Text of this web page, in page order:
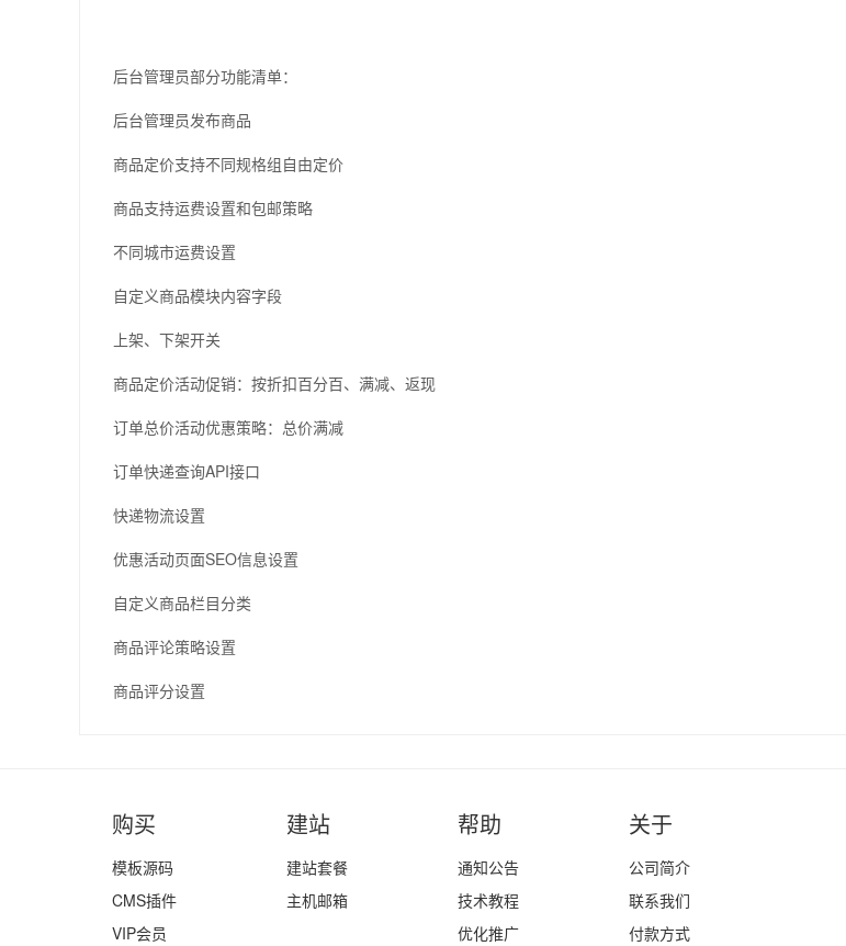
后台管理员部分功能清单：
后台管理员发布商品
商品定价支持不同规格组自由定价
商品支持运费设置和包邮策略
不同城市运费设置
自定义商品模块内容字段
上架、下架开关
商品定价活动促销：按折扣百分百、满减、返现
订单总价活动优惠策略：总价满减
订单快递查询API接口
快递物流设置
优惠活动页面SEO信息设置
自定义商品栏目分类
商品评论策略设置
商品评分设置
购买
模板源码
CMS插件
VIP会员
建站
建站套餐
主机邮箱
帮助
通知公告
技术教程
优化推广
关于
公司简介
联系我们
付款方式